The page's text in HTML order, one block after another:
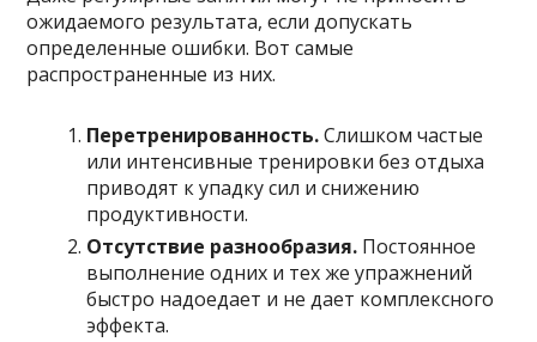
ожидаемого результата, если допускать
определенные ошибки. Вот самые
распространенные из них.
Перетренированность.Слишком частые
или интенсивные тренировки без отдыха
приводят к упадку сил и снижению
продуктивности.
Отсутствие разнообразия. Постоянное
выполнение одних и тех же упражнений
быстро надоедает и не дает комплексного
эффекта.